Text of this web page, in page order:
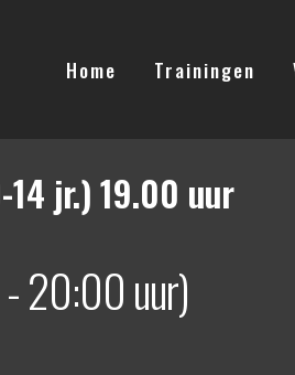
Home Trainingen
14 jr.) 19.00 uur
20:00 uur)